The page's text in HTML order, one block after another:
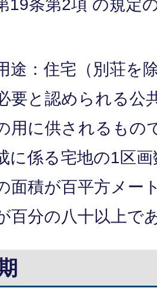
19条第2項 の規定
途：住宅（別荘を
要と認められる公
用に供されるもの
に係る宅地の1区
面積が百平方メー
百分の八十以上で